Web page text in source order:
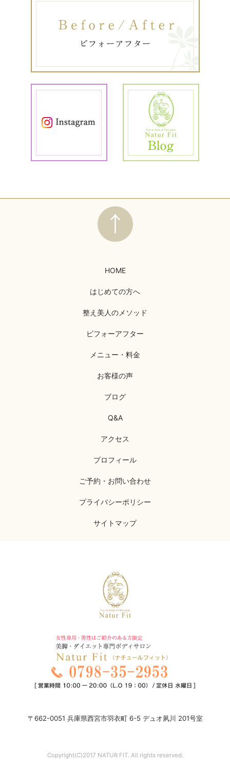
HOME
はじめての方へ
整え美人のメソッド
ビフォーアフター
メニュー・料金
お客様の声
ブログ
Q&A
アクセス
プロフィール
ご予約・お問い合わせ
プライバシーポリシー
サイトマップ
〒662-0051 兵庫県西宮市羽衣町 6-5 デュオ夙川 201号室
Copyright(C)2017 NATUR FIT. All rights reserved.